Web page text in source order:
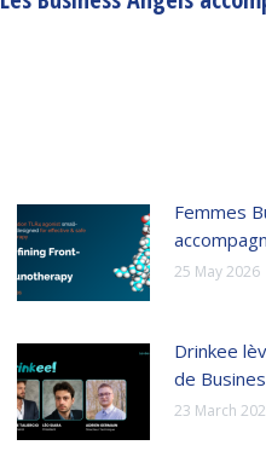
Femmes
25 May 2026
Drinkee
de
23 March